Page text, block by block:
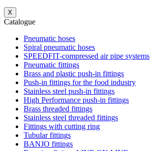
X
Catalogue
Pneumatic hoses
Spiral pneumatic hoses
SPEEDFIT-compressed air pipe systems
Pneumatic fittings
Brass and plastic push-in fittings
Push-in fittings for the food industry
Stainless steel push-in fittings
High Performance push-in fittings
Brass threaded fittings
Stainless steel threaded fittings
Fittings with cutting ring
Tubular fittings
BANJO fittings